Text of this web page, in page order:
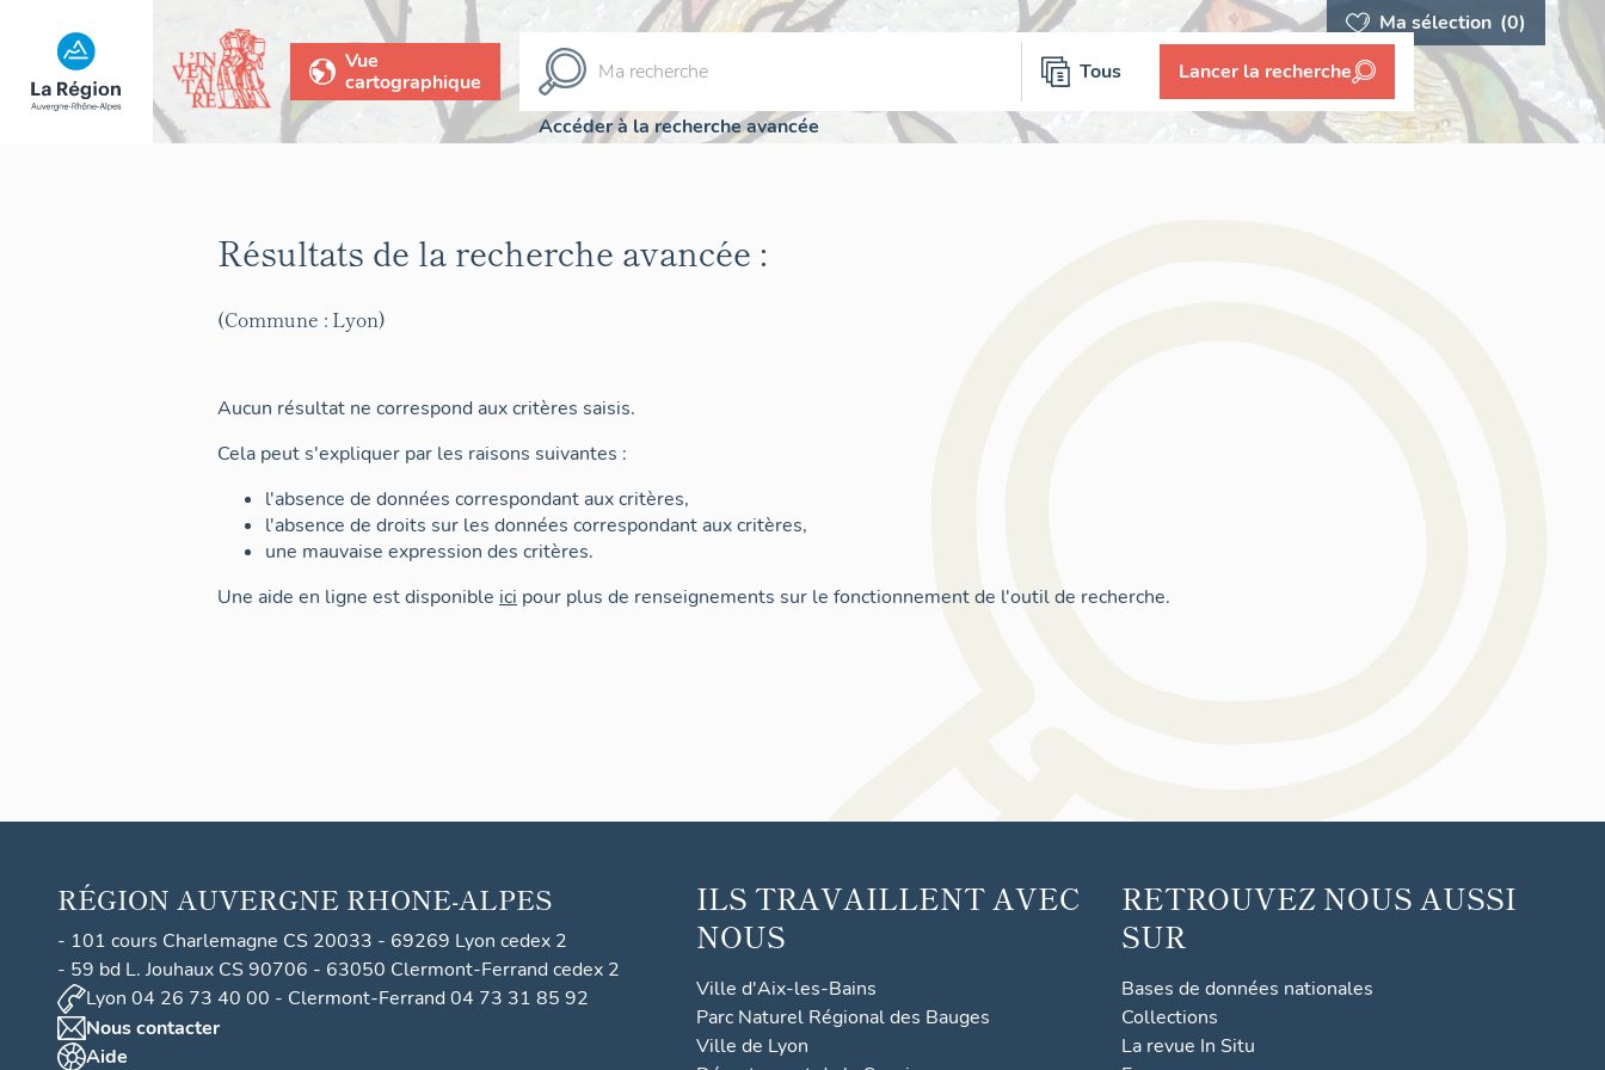
Ma sélection (0)
Vue
cartographique
Tous Lancer la recherche
Accéder à la recherche avancée
Résultats de la recherche avancée :
(Commune : Lyon)
Aucun résultat ne correspond aux critères saisis.
Cela peut s'expliquer par les raisons suivantes :
l'absence de données correspondant aux critères,
l'absence de droits sur les données correspondant aux critères,
une mauvaise expression des critères.
Une aide en ligne est disponible ici pour plus de renseignements sur le fonctionnement de l'outil de recherche.
RÉGION AUVERGNE RHONE-ALPES
- 101 cours Charlemagne CS 20033 - 69269 Lyon cedex 2
- 59 bd L. Jouhaux CS 90706 - 63050 Clermont-Ferrand cedex 2
Lyon 04 26 73 40 00 - Clermont-Ferrand 04 73 31 85 92
Nous contacter
Aide
ILS TRAVAILLENT AVEC
NOUS
Ville d'Aix-les-Bains
Parc Naturel Régional des Bauges
Ville de Lyon
RETROUVEZ NOUS AUSSI
SUR
Bases de données nationales
Collections
La revue In Situ